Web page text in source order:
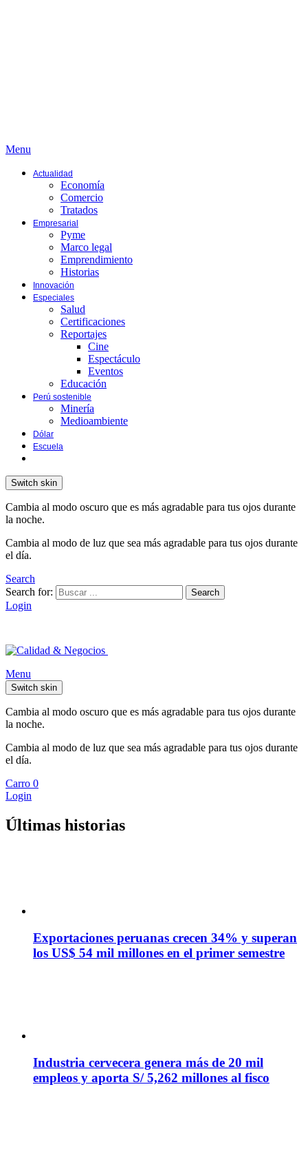
Menu
Actualidad
Economía
Comercio
Tratados
Empresarial
Pyme
Marco legal
Emprendimiento
Historias
Innovación
Especiales
Salud
Certificaciones
Reportajes
Cine
Espectáculo
Eventos
Educación
Perú sostenible
Minería
Medioambiente
Dólar
Escuela
Switch skin
Cambia al modo oscuro que es más agradable para tus ojos durante
la noche.
Cambia al modo de luz que sea más agradable para tus ojos durante
el día.
Search
Search for:
Search
Login
Menu
Switch skin
Cambia al modo oscuro que es más agradable para tus ojos durante
la noche.
Cambia al modo de luz que sea más agradable para tus ojos durante
el día.
Carro 0
Login
Últimas historias
Exportaciones peruanas crecen 34% y superan
los US$ 54 mil millones en el primer semestre
Industria cervecera genera más de 20 mil
empleos y aporta S/ 5,262 millones al fisco